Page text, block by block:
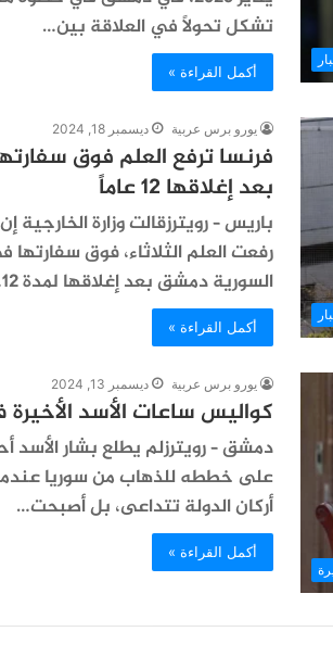
تشكل تحولاً في العلاقة بين…
أكمل القراءة »
يورو برس عربية ديسمبر 18, 2024
فرنسا ترفع العلم فوق
بعد إغلاقها 12 عاماً
باريس – رويترزقالت وزارة الخارجية
رفعت العلم الثلاثاء، فوق سفارتها
السورية دمشق بعد إغلاقها لمدة 12…
أكمل القراءة »
يورو برس عربية ديسمبر 13, 2024
كواليس ساعات الأسد
دمشق – رويترزلم يطلع بشار الأسد
على خططه للذهاب من سوريا
أركان الدولة تتداعى، بل أصبحت…
أكمل القراءة »